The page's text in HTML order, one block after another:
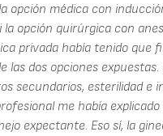
opción médica con
la opción quirúrgica con
privada había tenido que
las dos opciones expuestas.
secundarios, esterilidad e
me había
expectante. Eso sí, la